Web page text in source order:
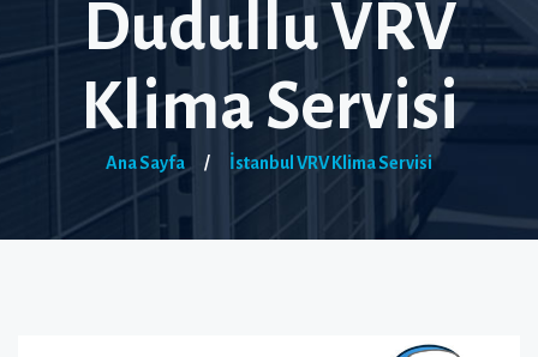
Dudullu VRV
Klima Servisi
Ana Sayfa / İstanbul VRV Klima Servisi